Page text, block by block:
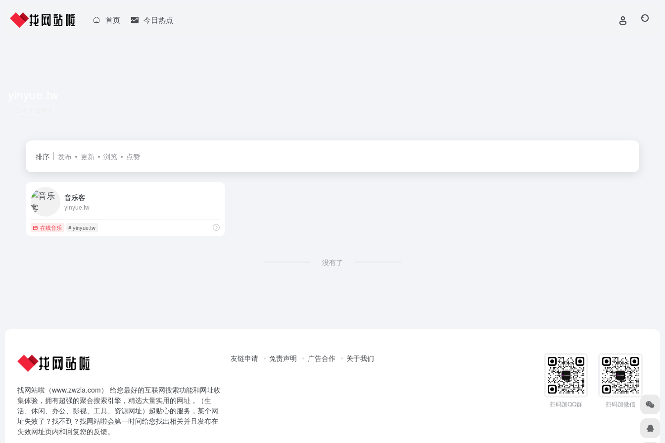
首页 今日热点
排序 发布 更新 浏览 点赞
音乐客
yinyue.tw
在线音乐 # yinyue.tw
没有了
找网站啦（www.zwzla.com） 给您最好的互联网搜索功能和网址收
集体验，拥有超强的聚合搜索引擎，精选大量实用的网址，（生
活、休闲、办公、影视、工具、资源网址）超贴心的服务，某个网
址失效了？找不到？找网站啦会第一时间给您找出相关并且发布在
失效网址页内和回复您的反馈。
友链申请 免责声明 广告合作 关于我们
扫码加QQ群 扫码加微信